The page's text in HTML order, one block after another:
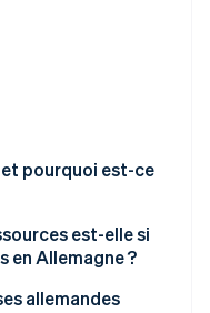
et pourquoi est-ce
est-elle si
en Allemagne ?
allemandes